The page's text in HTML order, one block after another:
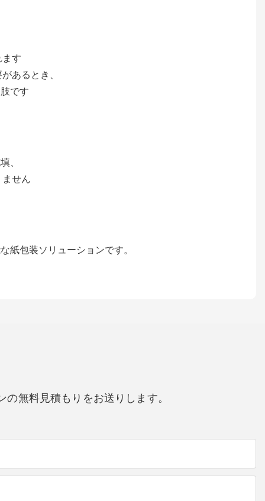
ます
あるとき、
です
、
せん
紙包装ソリューションです。
無料見積もりをお送りします。